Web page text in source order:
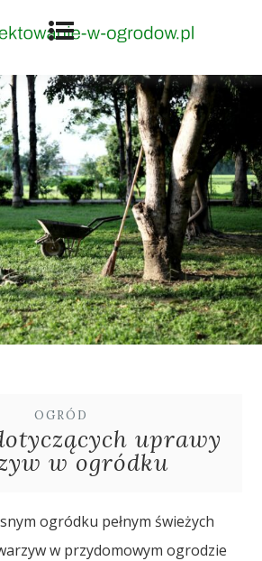
OGRÓD
uprawy
w ogródku
ogródku pełnym świeżych
w przydomowym ogrodzie